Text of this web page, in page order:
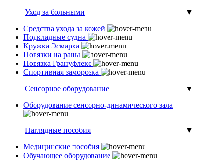
Уход за больными
▼
Средства ухода за кожей
Подкладные судна
Кружка Эсмарха
Повязки на раны
Повязка Грануфлекс
Спортивная заморозка
Сенсорное оборудование
▼
Оборудование сенсорно-динамического зала
Наглядные пособия
▼
Медицинские пособия
Обучающее оборудование